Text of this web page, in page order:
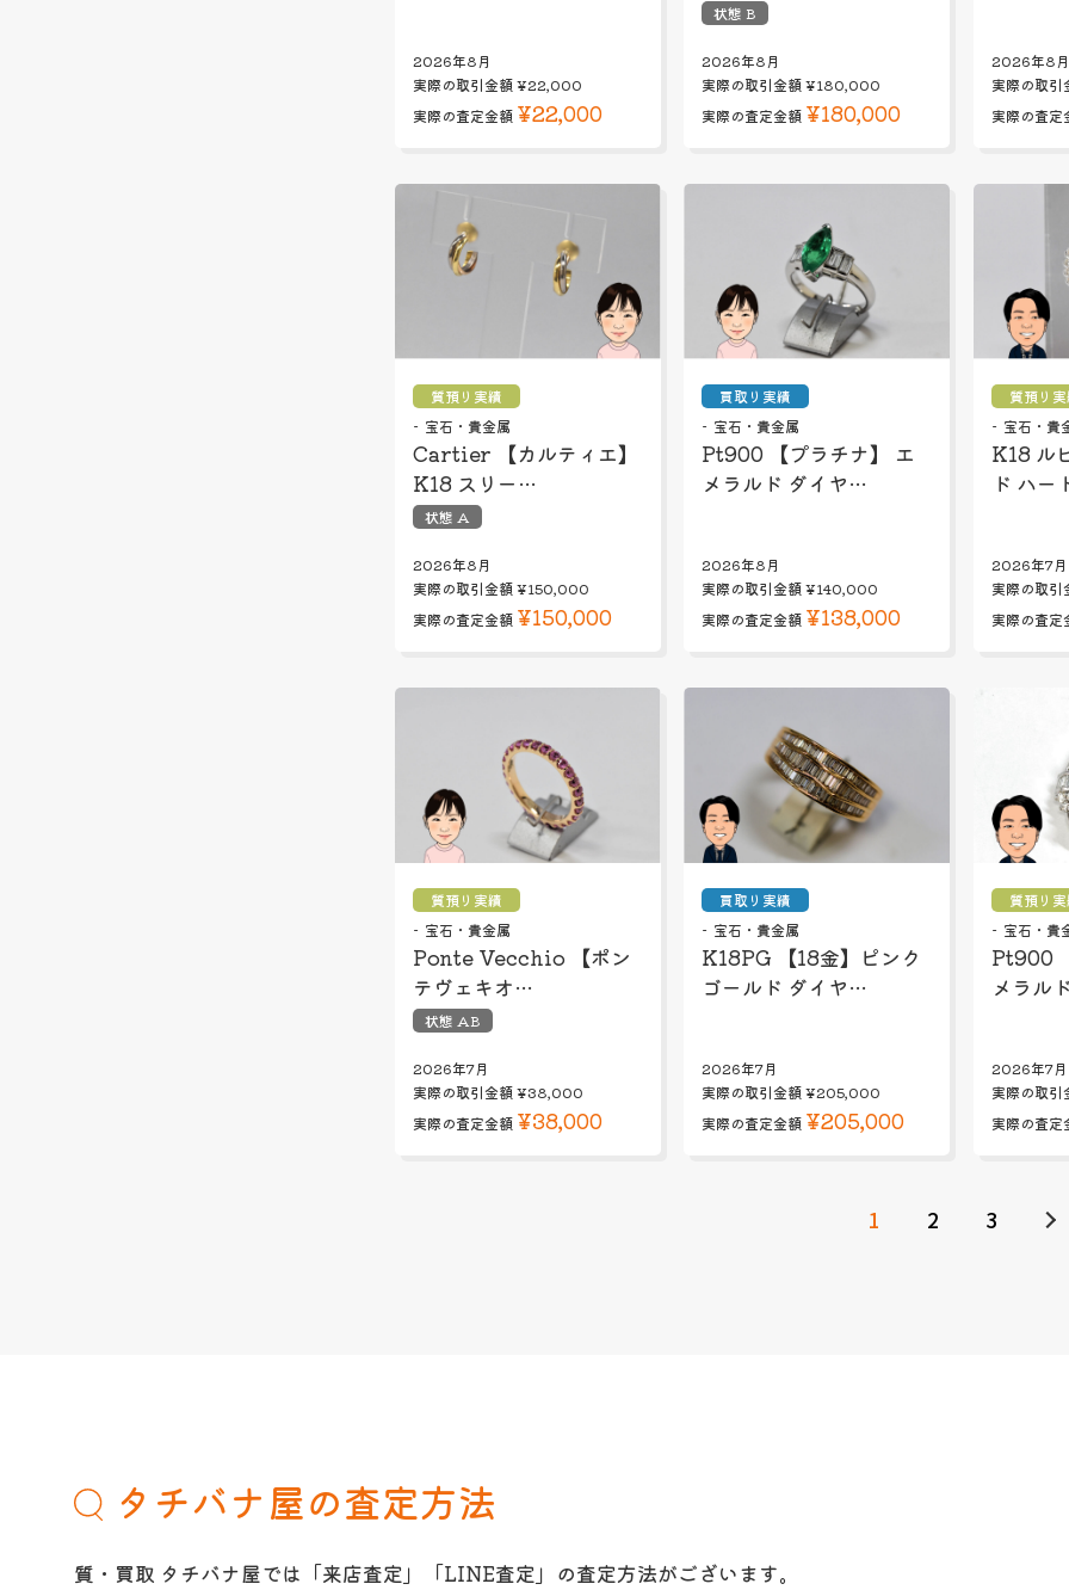
2026年8月
実際の取引金額 ¥22,000
実際の査定金額 ¥22,000
状態 B
2026年8月
実際の取引金額¥180,000
実際の査定金額 ¥180,000
2026年8月
実際の取引
実際の査定
質預り実績
宝石・貴金属
Cartier 【カルティエ】
K18 スリー…
状態 A
2026年8月
実際の取引金額 ¥150,000
実際の査定金額 ¥150,000
買取り実績
宝石・貴金属
Pt900 【プラチナ】 エ
メラルド ダイヤ…
2026年8月
実際の取引金額¥140,000
実際の査定金額 ¥138,000
質預り
宝石・貴
K18 ル
ド ハ
2026年7月
実際の取引
実際の査定
質預り実績
宝石・貴金属
Ponte Vecchio 【ポン
テヴェキオ…
状態 AB
2026年7月
実際の取引金額 ¥38,000
実際の査定金額 ¥38,000
買取り実績
宝石・貴金属
K18PG 【18金】ピンク
ゴールド ダイヤ…
2026年7月
実際の取引金額¥205,000
実際の査定金額 ¥205,000
質預り
宝石・貴
Pt900
メラル
2026年7月
実際の取引
実際の査定
1 2 3
タチバナ屋の査定方法
質・買取 タチバナ屋では「来店査定」「LINE査定」の査定方法がございます。